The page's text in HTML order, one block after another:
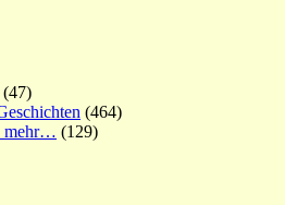
(47)
(464)
mehr… (129)